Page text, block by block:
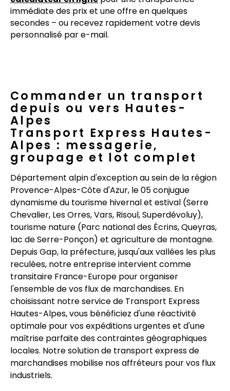
immédiate des prix et une offre en quelques
secondes – ou recevez rapidement votre devis
personnalisé par e-mail.
Commander un transport
depuis ou vers Hautes-
Alpes
Transport Express Hautes-
Alpes : messagerie,
groupage et lot complet
Département alpin d'exception au sein de la région
Provence-Alpes-Côte d'Azur, le 05 conjugue
dynamisme du tourisme hivernal et estival (Serre
Chevalier, Les Orres, Vars, Risoul, Superdévoluy),
tourisme nature (Parc national des Écrins, Queyras,
lac de Serre-Ponçon) et agriculture de montagne.
Depuis Gap, la préfecture, jusqu'aux vallées les plus
reculées, notre entreprise intervient comme
transitaire France-Europe pour organiser
l'ensemble de vos flux de marchandises. En
choisissant notre service de Transport Express
Hautes-Alpes, vous bénéficiez d'une réactivité
optimale pour vos expéditions urgentes et d'une
maîtrise parfaite des contraintes géographiques
locales. Notre solution de transport express de
marchandises mobilise nos affréteurs pour vos flux
industriels.